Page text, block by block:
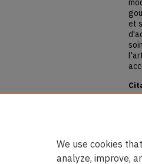
et
We use cookies
analyze, improve,